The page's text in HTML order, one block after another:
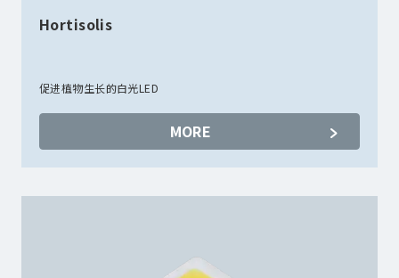
Hortisolis
促进植物生长的白光LED
MORE